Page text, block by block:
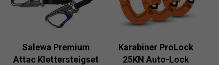
Salewa Premium
Attac Klettersteigset
Karabiner ProLock
25KN Auto-Lock